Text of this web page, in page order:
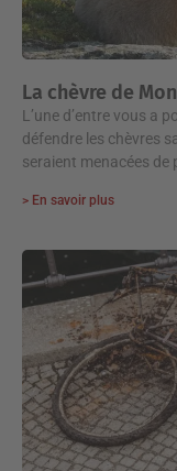
La chèvre de
L’une d’entre vous a
défendre les chèvres
seraient menacées de
> En savoir plus